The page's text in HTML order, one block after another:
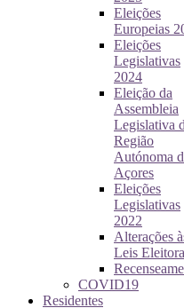
Eleições
Europeias
Eleições
Legislativas
2024
Eleição da
Assembleia
Legislativa
Região
Autónoma
Açores
Eleições
Legislativas
2022
Alterações
Leis
COVID19
Residentes